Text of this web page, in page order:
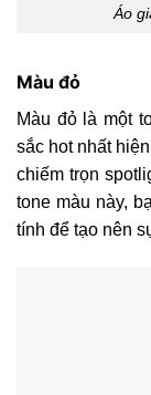
Áo
Màu đỏ
Màu đỏ là một
sắc hot nhất
chiếm trọn
tone màu này,
tính để tạo nên